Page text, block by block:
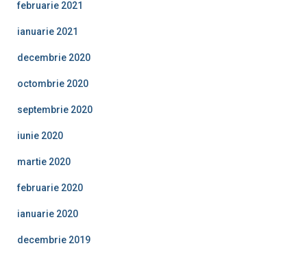
februarie 2021
ianuarie 2021
decembrie 2020
octombrie 2020
septembrie 2020
iunie 2020
martie 2020
februarie 2020
ianuarie 2020
decembrie 2019